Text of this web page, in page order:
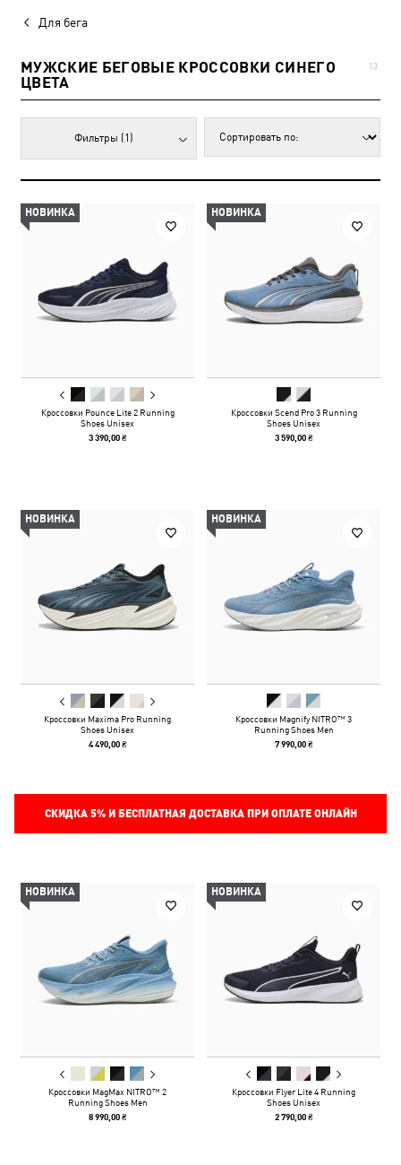
Для бега
МУЖСКИЕ БЕГОВЫЕ КРОССОВКИ СИНЕГО
ЦВЕТА
13
Фильтры (1)
НОВИНКА
Кроссовки Pounce Lite 2 Running
Shoes Unisex
3 390,00 ₴
НОВИНКА
Кроссовки Scend Pro 3 Running
Shoes Unisex
3 590,00 ₴
НОВИНКА
Кроссовки Maxima Pro Running
Shoes Unisex
4 490,00 ₴
НОВИНКА
Кроссовки Magnify NITRO™ 3
Running Shoes Men
7 990,00 ₴
СКИДКА 5%И БЕСПЛАТНАЯ ДОСТАВКА ПРИ ОПЛАТЕ ОНЛАЙН
НОВИНКА
Кроссовки MagMax NITRO™ 2
Running Shoes Men
8 990,00 ₴
НОВИНКА
Кроссовки Flyer Lite 4 Running
Shoes Unisex
2 790,00 ₴